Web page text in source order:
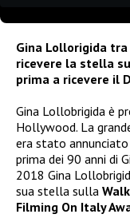
Gina Lollorigida
ricevere la stella
prima a ricevere il
Gina Lollobrigida è
Hollywood. La
era stato
prima dei 90 anni di
2018 Gina
sua stella sulla
Filming On Italy